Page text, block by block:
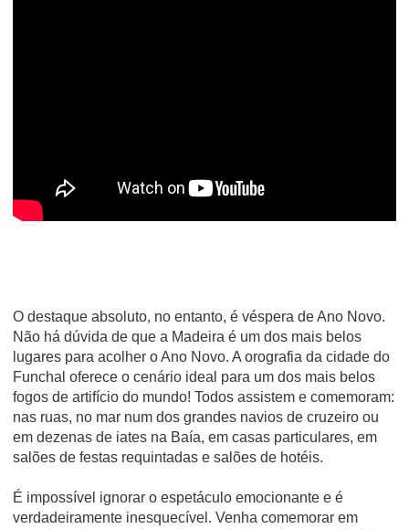
O destaque absoluto, no entanto, é véspera de Ano Novo.
Não há dúvida de que a Madeira é um dos mais belos
lugares para acolher o Ano Novo. A orografia da cidade do
Funchal oferece o cenário ideal para um dos mais belos
fogos de artifício do mundo! Todos assistem e comemoram:
nas ruas, no mar num dos grandes navios de cruzeiro ou
em dezenas de iates na Baía, em casas particulares, em
salões de festas requintadas e salões de hotéis.
É impossível ignorar o espetáculo emocionante e é
verdadeiramente inesquecível. Venha comemorar em